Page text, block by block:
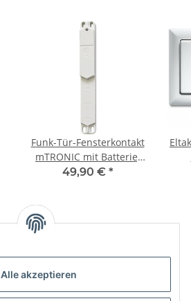
Alle akzeptieren
Funk-Tür-Fensterkontakt
mTRONIC mit Batterie,
hellgrau, verdeckter
49,90 € *